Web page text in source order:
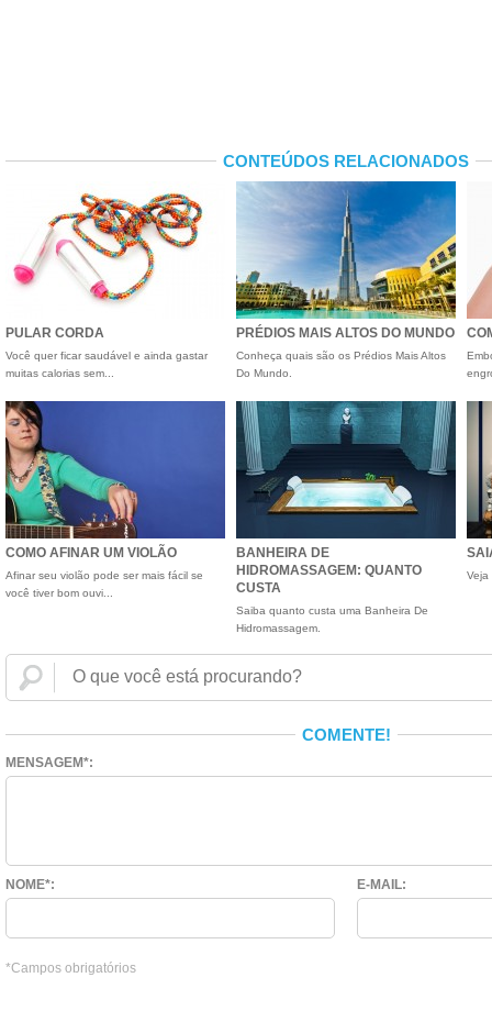
CONTEÚDOS RELACIONADOS
PULAR CORDA
Você quer ficar saudável e ainda gastar
muitas calorias sem...
PRÉDIOS MAIS ALTOS DO MUNDO
Conheça quais são os Prédios Mais Altos
Do Mundo.
COMO AFINAR UM VIOLÃO
Afinar seu violão pode ser mais fácil se
você tiver bom ouvi...
BANHEIRA DE
HIDROMASSAGEM: QUANTO
CUSTA
Saiba quanto custa uma Banheira De
Hidromassagem.
Veja
COMENTE!
MENSAGEM*:
NOME*: E-MAIL:
*Campos obrigatórios